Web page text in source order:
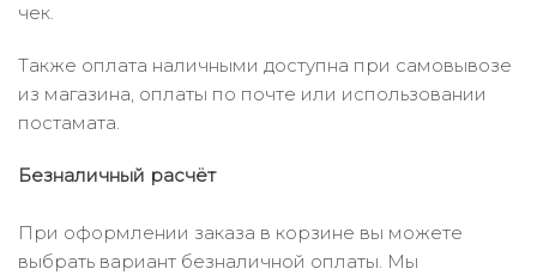
чек.
Также оплата наличными доступна при самовывозе
из магазина, оплаты по почте или использовании
постамата.
Безналичный расчёт
При оформлении заказа в корзине вы можете
выбрать вариант безналичной оплаты. Мы